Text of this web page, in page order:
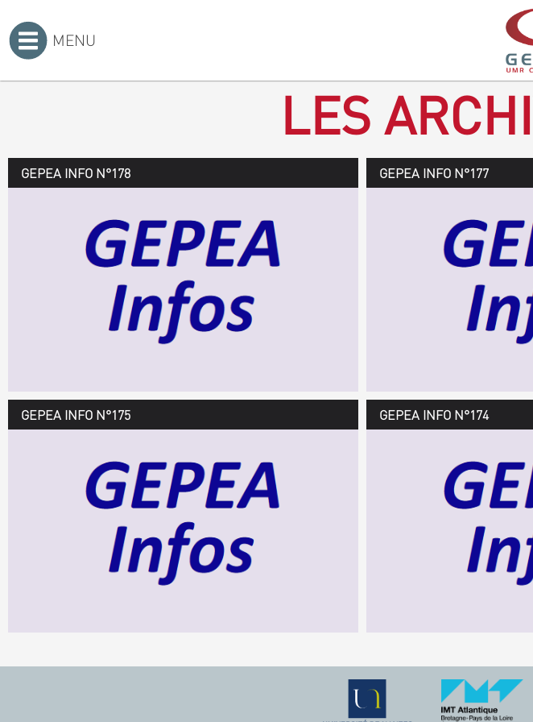
MENU
LES
GEPEA INFO N°178
GEPEA Infos n°178
Novembre 2019 > janvier 2020
TÉLÉCHARGEZ
GEPEA INFO N°177
GEPEA INFO N°175
GEPEA Infos n°175
Décembre 2018 > février 2019
TÉLÉCHARGEZ
GEPEA INFO N°174